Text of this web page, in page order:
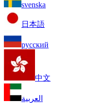
svenska
日本語
русский
中文
العربية